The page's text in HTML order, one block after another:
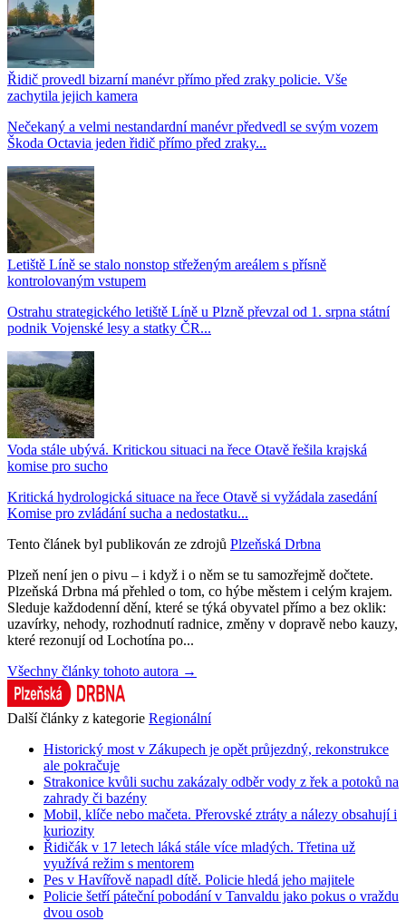
Řidič provedl bizarní manévr přímo před zraky policie. Vše
zachytila jejich kamera
Nečekaný a velmi nestandardní manévr předvedl se svým vozem
Škoda Octavia jeden řidič přímo před zraky...
Letiště Líně se stalo nonstop střeženým areálem s přísně
kontrolovaným vstupem
Ostrahu strategického letiště Líně u Plzně převzal od 1. srpna státní
podnik Vojenské lesy a statky ČR...
Voda stále ubývá. Kritickou situaci na řece Otavě řešila krajská
komise pro sucho
Kritická hydrologická situace na řece Otavě si vyžádala zasedání
Komise pro zvládání sucha a nedostatku...
Tento článek byl publikován ze zdrojů Plzeňská Drbna
Plzeň není jen o pivu – i když i o něm se tu samozřejmě dočtete.
Plzeňská Drbna má přehled o tom, co hýbe městem i celým krajem.
Sleduje každodenní dění, které se týká obyvatel přímo a bez oklik:
uzavírky, nehody, rozhodnutí radnice, změny v dopravě nebo kauzy,
které rezonují od Lochotína po...
Všechny články tohoto autora →
Další články z kategorie Regionální
Historický most v Zákupech je opět průjezdný, rekonstrukce
ale pokračuje
Strakonice kvůli suchu zakázaly odběr vody z řek a potoků na
zahrady či bazény
Mobil, klíče nebo mačeta. Přerovské ztráty a nálezy obsahují i
kuriozity
Řidičák v 17 letech láká stále více mladých. Třetina už
využívá režim s mentorem
Pes v Havířově napadl dítě. Policie hledá jeho majitele
Policie šetří páteční pobodání v Tanvaldu jako pokus o vraždu
dvou osob